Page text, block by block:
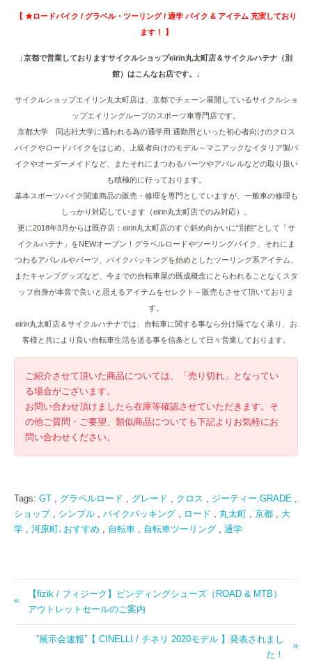
【 ★ロードバイク / グラベル・ツーリング / 通学 バイク & アイテム 充実しており
ます！ 】
↓京都で営業しておりますサイクルショップeirin丸太町店＆サイクルハテナ（別
館）はこんなお店です。↓
サイクルショップエイリン丸太町店は、京都でチェーン展開しているサイクルショ
ップエイリングループのスポーツ車専門店です。
京都大学 同志社大学に通われる為の通学用 通勤用といった初心者向けのクロス
バイクやロードバイクをはじめ、上級者向けのモデル～マニアックなイタリア製バ
イクやオーダーメイドなど、またそれにまつわるパーツやアパレルなどの取り扱い
も積極的に行っております。
基本スポーツバイク関連商品の販売・修理を専門としていますが、一般車の修理も
しっかり対応しています（eirin丸太町店でのみ対応）。
更に2018年3月からは既存店：eirin丸太町店のすぐ斜め向かいに“別館”として「サ
イクルハテナ」をNEWオープン！グラベルロードやツーリングバイク、それにま
つわるアパレルやパーツ、バイクパッキングを始めとしたツーリング系アイテム、
またキャンプグッズなど、今までの自転車屋の既成概念にとらわれることなくスタ
ッフ自身が本音で良いと思えるアイテムをセレクト～販売もさせて頂いておりま
す。
eirin丸太町店＆サイクルハテナでは、自転車に関する事なら分け隔てなく承り、お
客様と共により良い自転車生活を送る事を信条として日々営業しております。
ご紹介させて頂いた商品については、「売り切れ」となってい
る場合がございます。
お問い合わせ頂けましたら在庫等確認させていただきます。そ
の他ご質問・ご要望、類似商品についても下記よりお気軽にお
問い合わせください。
Tags: GT , グラベルロード , グレード , クロス , ジーティー.GRADE ,
ショップ, シンプル , バイクパッキング , ロード , 丸太町 , 京都 , 大
学 , 河原町､おすすめ , 自転車 , 自転車ツーリング , 通学
【fizik / フィジーク】ビンディングシューズ（ROAD & MTB）
アウトレットセールのご案内
”展示会速報”【 CINELLI / チネリ 2020モデル 】発表されまし
た！